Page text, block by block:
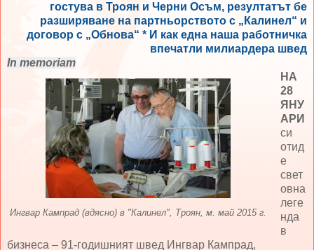
гостува в Троян и Черни Осъм, резултатът бе
разширяване на партньорството с „Калинел“ и
договор с „Обнова“ * И как една наша работничка
впечатли милиардера швед
In memoriam
Ингвар Кампрад (вдясно) в "Калинел", Троян, м. май 2015 г.
НА
28
ЯНУ
АРИ
си
отид
е
свет
овна
леге
нда
в
бизнеса – 91-годишният швед Ингвар Кампрад,